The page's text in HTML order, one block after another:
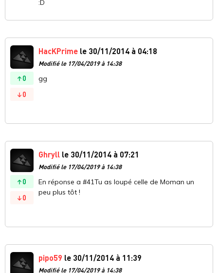
:D
0
0
HacKPrime le 30/11/2014 à 04:18
Modifié le 17/04/2019 à 14:38
gg
0
0
Ghryll le 30/11/2014 à 07:21
Modifié le 17/04/2019 à 14:38
En réponse a #41Tu as loupé celle de Moman un
peu plus tôt !
pipo59 le 30/11/2014 à 11:39
Modifié le 17/04/2019 à 14:38